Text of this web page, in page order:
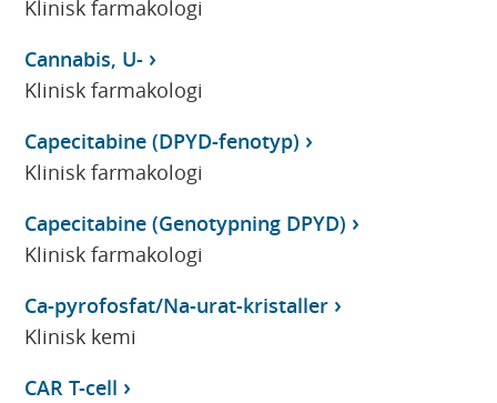
Klinisk farmakologi
Cannabis, U-
Klinisk farmakologi
Capecitabine (DPYD-fenotyp)
Klinisk farmakologi
Capecitabine (Genotypning DPYD)
Klinisk farmakologi
Ca-pyrofosfat/Na-urat-kristaller
Klinisk kemi
CAR T-cell